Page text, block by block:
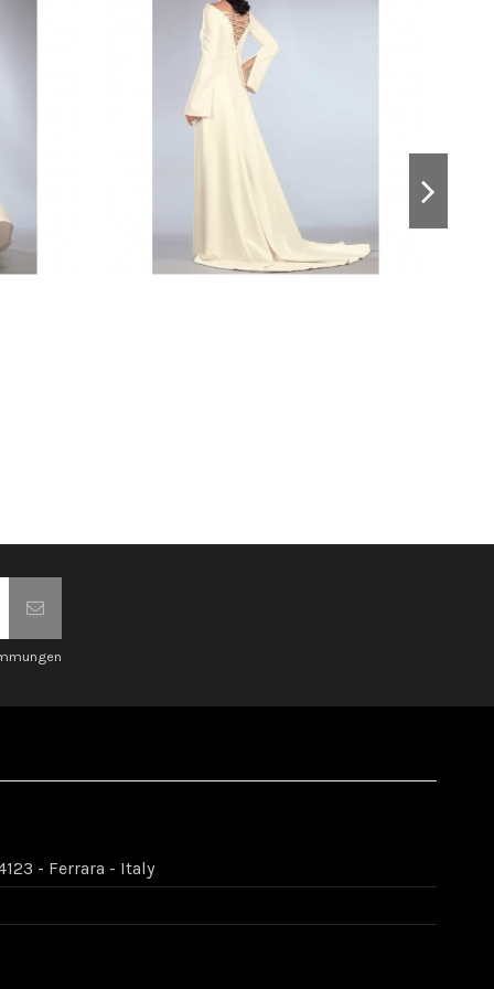
- Ferrara - Italy